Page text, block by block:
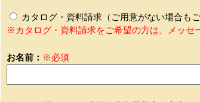
カタログ・資料請求（ご用意がない場合も
※カタログ・資料請求をご希望の方は、メッセ
お名前： ※必須